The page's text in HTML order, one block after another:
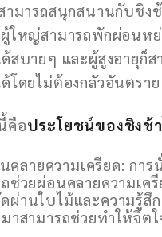
ามารถสนุกสนานกับชิงช้
ใหญ่สามารถพักผ่อนห
สบายๆ และผู้สูงอายุก็ส
โดยไม่ต้องกลัวอันตราย
คือประโยชน์ของชิงช้
คลายความเครียด: การ
ช่วยผ่อนคลายความเครี
ผ่านใบไม้และความรู้สึ
าสามารถช่วยทำให้จิตใ